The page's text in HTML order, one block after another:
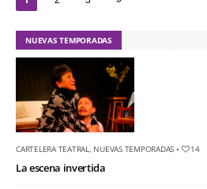
NUEVAS TEMPORADAS
CARTELERA TEATRAL NUEVAS TEMPORADAS • 14
La escena invertida